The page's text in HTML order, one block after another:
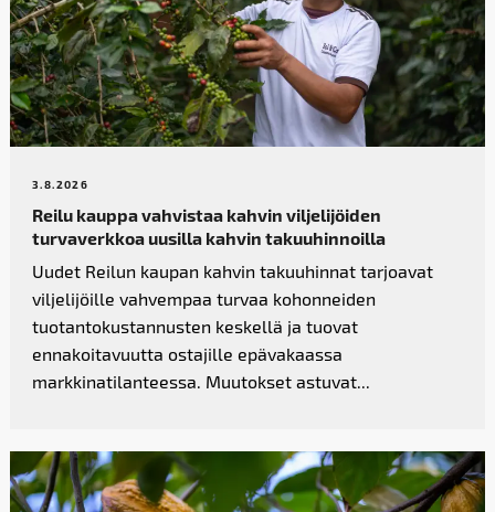
3.8.2026
Reilu kauppa vahvistaa kahvin­ viljelijöiden
turvaverkkoa uusilla kahvin takuuhinnoilla
Uudet Reilun kaupan kahvin takuuhinnat tarjoavat
viljelijöille vahvempaa turvaa kohonneiden
tuotantokustannusten keskellä ja tuovat
ennakoitavuutta ostajille epävakaassa
markkinatilanteessa. Muutokset astuvat...